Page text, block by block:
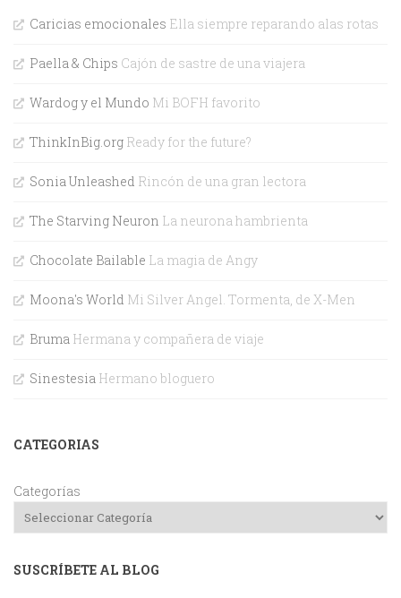
Caricias emocionales Ella siempre reparando alas rotas
Paella & Chips Cajón de sastre de una viajera
Wardog y el Mundo Mi BOFH favorito
ThinkInBig.org Ready for the future?
Sonia Unleashed Rincón de una gran lectora
The Starving Neuron La neurona hambrienta
Chocolate Bailable La magia de Angy
Moona's World Mi Silver Angel. Tormenta, de X-Men
Bruma Hermana y compañera de viaje
Sinestesia Hermano bloguero
CATEGORIAS
Categorías
SUSCRÍBETE AL BLOG